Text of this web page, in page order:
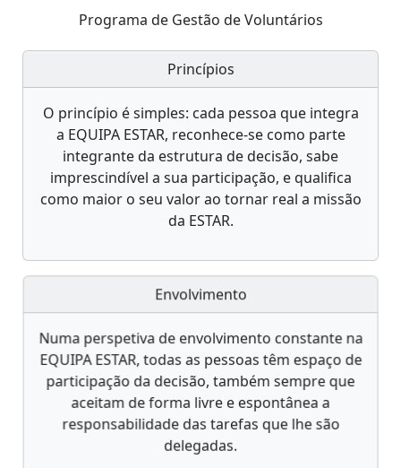
Programa de Gestão de Voluntários
Princípios
O princípio é simples: cada pessoa que integra
a EQUIPA ESTAR, reconhece-se como parte
integrante da estrutura de decisão, sabe
imprescindível a sua participação, e qualifica
como maior o seu valor ao tornar real a missão
da ESTAR.
Envolvimento
Numa perspetiva de envolvimento constante na
EQUIPA ESTAR, todas as pessoas têm espaço de
participação da decisão, também sempre que
aceitam de forma livre e espontânea a
responsabilidade das tarefas que lhe são
delegadas.